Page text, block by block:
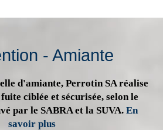
- Amiante
d'amiante, Perrotin SA réalise
ciblée et sécurisée, selon le
par le SABRA et la SUVA. En
savoir plus